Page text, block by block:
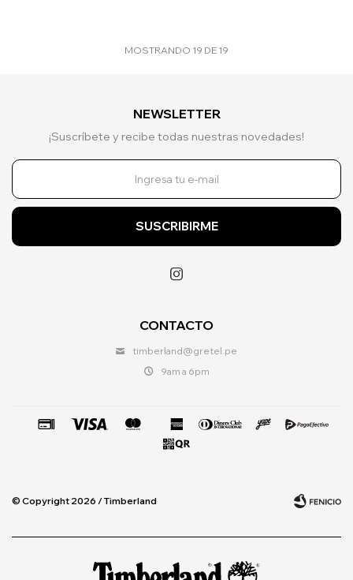
MOSTRANDO 19 DE 19
CONTACTO
timberland@gretel.pe
9am a 6pm
NEWSLETTER
¡Suscríbete y recibe todas nuestras novedades!
SUSCRIBIRME

© Copyright 2026 / Timberland